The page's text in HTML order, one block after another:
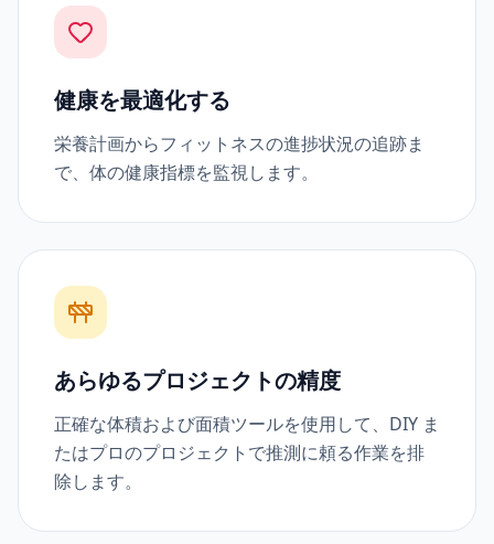
健康を最適化する
栄養計画からフィットネスの進捗状況の追跡ま
で、体の健康指標を監視します。
あらゆるプロジェクトの精度
正確な体積および面積ツールを使用して、DIY ま
たはプロのプロジェクトで推測に頼る作業を排
除します。